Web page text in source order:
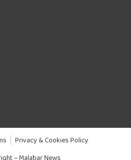
Privacy & Cookies Policy
– Malabar News